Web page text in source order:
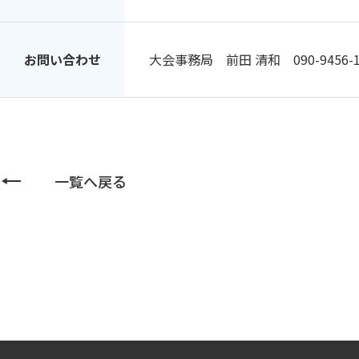
お問い合わせ 大会事務局 前田 清和 090-9456-
一覧へ戻る